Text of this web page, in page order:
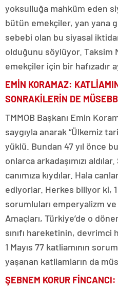
yoksulluğa mahküm eden
bütün emekçiler, yan yana
sebebi olan bu siyasal
olduğunu söylüyor. Taksim
emekçiler için bir hafızadır
EMİN KORAMAZ:
SONRAKİLERİN DE
TMMOB Başkanı Emin
saygıyla anarak “Ülkemiz
yüklü. Bundan 47 yıl önce
onlarca arkadaşımızı
canımıza kıydılar. Hala
ediyorlar. Herkes biliyor ki, 1
sorumluları emperyalizm
Amaçları, Türkiye’de o
sınıfı hareketinin,
1 Mayıs 77 katliamının
yaşanan katliamların da
ŞEBNEM KORUR